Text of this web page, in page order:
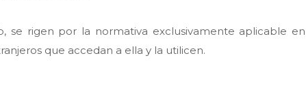
se rigen por la normativa exclusivamente aplicable en
que accedan a ella y la utilicen.